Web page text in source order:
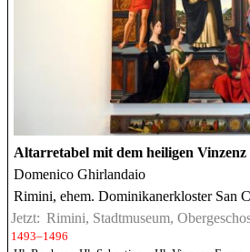
Altarretabel mit dem heiligen
Domenico Ghirlandaio
Rimini, ehem. Dominikanerkloster San
Jetzt: Rimini, Stadtmuseum,
1493–1496